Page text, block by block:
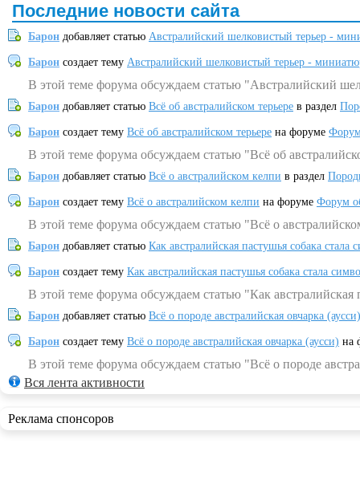
Последние новости сайта
Барон добавляет статью Австралийский шелковистый терьер -
Барон создает тему Австралийский шелковистый терьер -
В этой теме форума обсуждаем статью "Австралийский
Барон добавляет статью Всё об австралийском терьере в раздел
Барон создает тему Всё об австралийском терьере на форуме
В этой теме форума обсуждаем статью "Всё об
Барон добавляет статью Всё о австралийском келпи в раздел
Барон создает тему Всё о австралийском келпи на форуме Форум
В этой теме форума обсуждаем статью "Всё о
Барон добавляет статью Как австралийская пастушья собака
Барон создает тему Как австралийская пастушья собака стала
В этой теме форума обсуждаем статью "Как
Барон добавляет статью Всё о породе австралийская овчарка (аусси)
Барон создает тему Всё о породе австралийская овчарка (аусси) на
В этой теме форума обсуждаем статью "Всё о породе
Вся лента активности
Реклама спонсоров